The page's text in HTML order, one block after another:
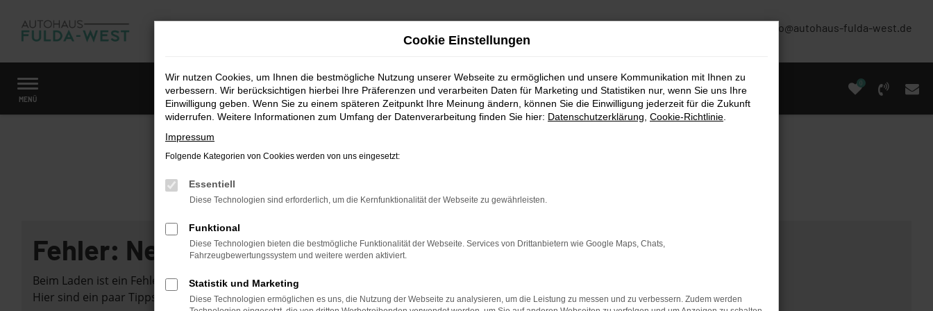
Zum
Hauptinhalt
info@autohaus-fulda-west.de
MENÜ
0
Startseite Fahrzeugmarkt
Fehler: Network Error
Beim Laden ist ein Fehler aufgetreten.
Hier sind ein paar Tipps, die dir helfen können:
Cookie Einstellungen
Wir nutzen Cookies, um Ihnen die bestmögliche Nutzung unserer Webseite zu ermöglichen und unsere Kommunikation mit Ihnen zu
verbessern. Wir berücksichtigen hierbei Ihre Präferenzen und verarbeiten Daten für Marketing und Statistiken nur, wenn Sie uns Ihre
Einwilligung geben. Wenn Sie zu einem späteren Zeitpunkt Ihre Meinung ändern, können Sie die Einwilligung jederzeit für die Zukunft
widerrufen. Weitere Informationen zum Umfang der Datenverarbeitung finden Sie hier: Datenschutzerklärung Cookie-Richtlinie
Impressum
Folgende Kategorien von Cookies werden von uns eingesetzt:
Essentiell
Diese Technologien sind erforderlich, um die Kernfunktionalität der Webseite zu gewährleisten.
Funktional
Diese Technologien bieten die bestmögliche Funktionalität der Webseite. Services von Drittanbietern wie Google Maps, Chats,
Fahrzeugbewertungssystem und weitere werden aktiviert.
Statistik und Marketing
Diese Technologien ermöglichen es uns, die Nutzung der Webseite zu analysieren, um die Leistung zu messen und zu verbessern. Zudem werden